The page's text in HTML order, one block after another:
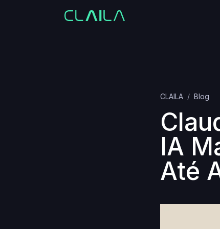
CLAILA Blog
IA
Até